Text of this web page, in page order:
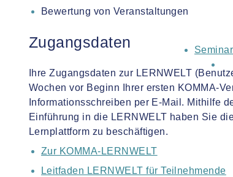
Bewertung von Veranstaltungen
Zugangsdaten
Ihre Zugangsdaten zur LERNWELT
Wochen vor Beginn Ihrer ersten KOMMA-
Informationsschreiben per E-Mail. Mithilfe
Einführung in die LERNWELT haben Sie
Lernplattform zu beschäftigen.
Zur KOMMA-LERNWELT
Leitfaden LERNWELT für Teilnehmende